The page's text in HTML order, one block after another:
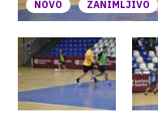
NOVO ZANIMLJIVO